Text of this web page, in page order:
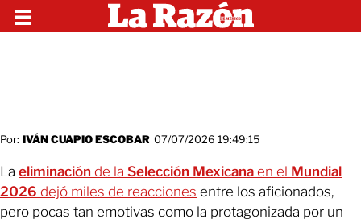
Por: IVÁN CUAPIO ESCOBAR 07/07/2026 19:49:15
La eliminación de la Selección Mexicana en el Mundial
2026 dejó miles de reacciones entre los aficionados,
pero pocas tan emotivas como la protagonizada por un